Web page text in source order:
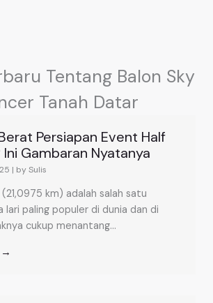
Tentang Balon Sky
Tanah Datar
Persiapan Event Half
Gambaran Nyatanya
| by Sulis
km) adalah salah satu
lari paling populer di dunia dan di
cukup menantang...
→